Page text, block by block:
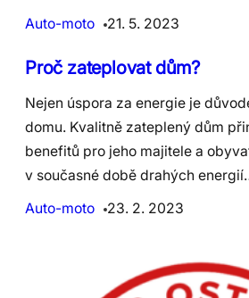
Auto-moto
21. 5. 2023
Proč zateplovat dům?
Nejen úspora za energie je
domu. Kvalitně zateplený dům
benefitů pro jeho majitele a
v současné době drahých
Auto-moto
23. 2. 2023